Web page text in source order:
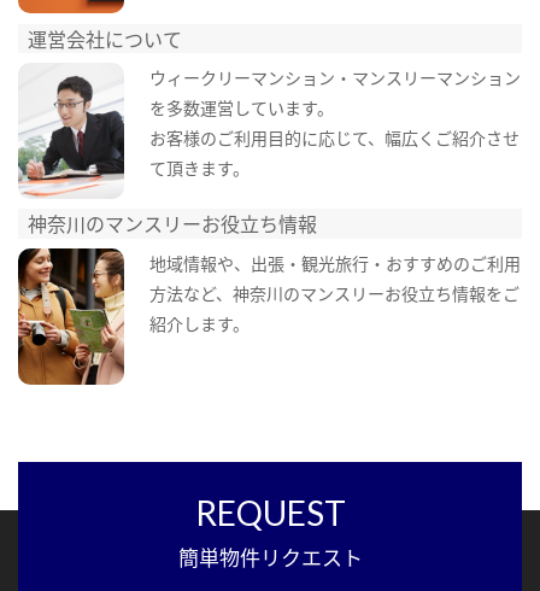
運営会社について
ウィークリーマンション・マンスリーマンション
を多数運営しています。
お客様のご利用目的に応じて、幅広くご紹介させ
て頂きます。
神奈川のマンスリーお役立ち情報
地域情報や、出張・観光旅行・おすすめのご利用
方法など、神奈川のマンスリーお役立ち情報をご
紹介します。
REQUEST
簡単物件リクエスト